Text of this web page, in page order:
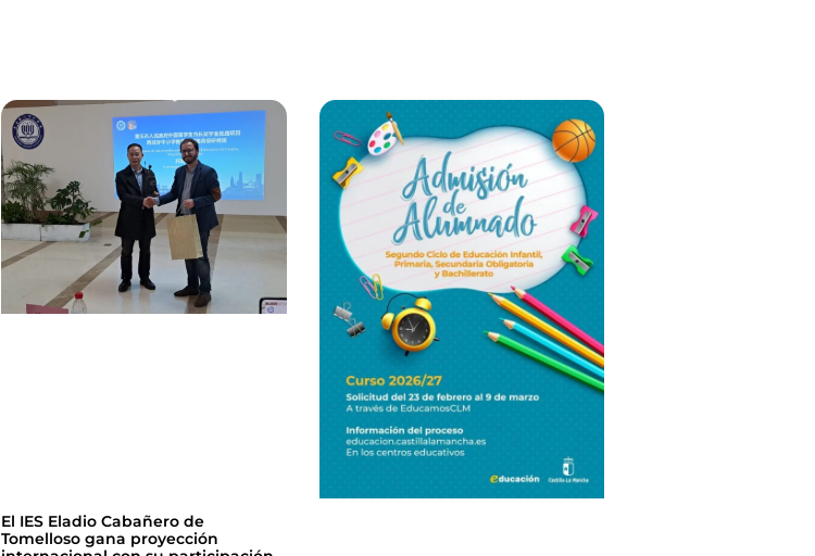
El IES Eladio Cabañero de
Tomelloso gana proyección